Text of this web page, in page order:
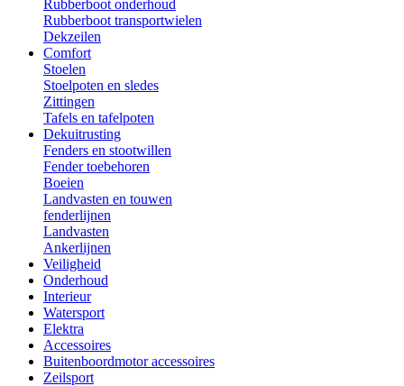
Rubberboot onderhoud
Rubberboot transportwielen
Dekzeilen
Comfort
Stoelen
Stoelpoten en sledes
Zittingen
Tafels en tafelpoten
Dekuitrusting
Fenders en stootwillen
Fender toebehoren
Boeien
Landvasten en touwen
fenderlijnen
Landvasten
Ankerlijnen
Veiligheid
Onderhoud
Interieur
Watersport
Elektra
Accessoires
Buitenboordmotor accessoires
Zeilsport